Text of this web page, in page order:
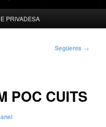
PRIVADESA
Següents →
POC CUITS